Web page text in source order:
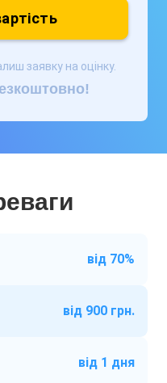
заявку на оцінку.
від 70%
від 900 грн.
від 1 дня